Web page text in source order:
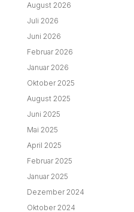
August 2026
Juli 2026
Juni 2026
Februar 2026
Januar 2026
Oktober 2025
August 2025
Juni 2025
Mai 2025
April 2025
Februar 2025
Januar 2025
Dezember 2024
Oktober 2024